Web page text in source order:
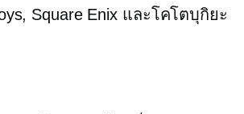
Square Enix และโคโตบุกิยะ